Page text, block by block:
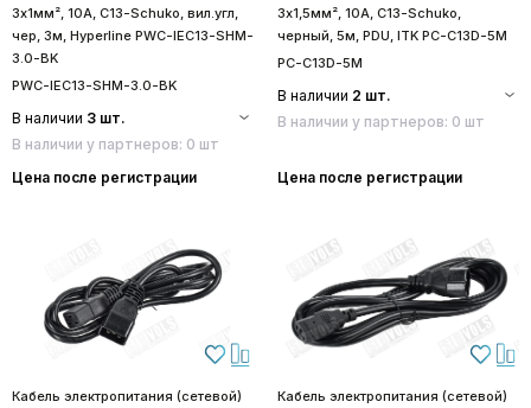
3х1мм², 10А, С13-Schuko, вил.угл,
чер, 3м, Hyperline PWC-IEC13-SHM-
3.0-BK
PWC-IEC13-SHM-3.0-BK
В наличии 3 шт.
В наличии у партнеров: 0 шт
Цена после регистрации
3х1,5мм², 10А, C13-Schuko,
черный, 5м, PDU, ITK PC-C13D-5M
PC-C13D-5M
В наличии 2 шт.
В наличии у партнеров: 0 шт
Цена после регистрации
Кабель электропитания (сетевой)
Кабель электропитания (сетевой)